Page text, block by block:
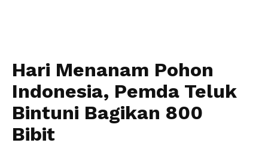
Hari Menanam Pohon
Indonesia, Pemda Teluk
Bintuni Bagikan 800
Bibit